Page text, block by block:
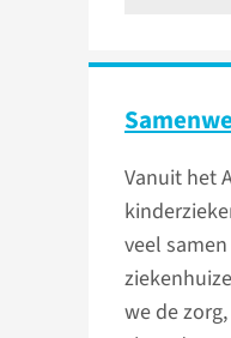
Vanuit het
veel
we de